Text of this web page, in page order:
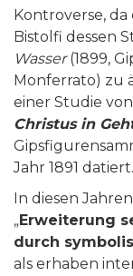
Kontroverse,
Bistolfi dessen
Wasser(1899,
Monferrato) zu
einer Studie
Christus in
Jahr 1891 datiert.
In diesen
„Erweiterung
durch
als erhaben